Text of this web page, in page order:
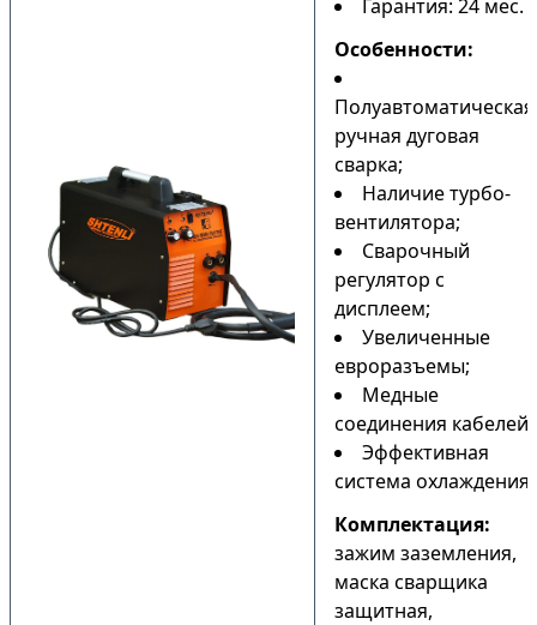
Гарантия: 24 мес.
Особенности:
ручная дуговая
сварка;
Наличие турбо-
вентилятора;
Сварочный
регулятор с
дисплеем;
Увеличенные
евроразъемы;
Медные
соединения кабелей;
Эффективная
система охлаждения.
Комплектация:
зажим заземления,
маска сварщика
защитная,